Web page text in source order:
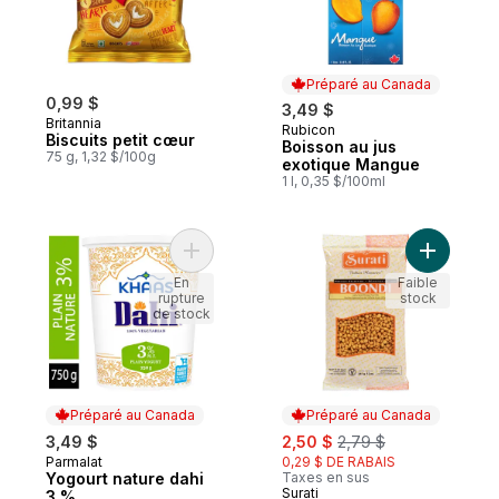
0,99 $
Britannia
Biscuits petit cœur
75 g, 1,32 $/100g
Préparé au Canada
3,49 $
Préparé au Canada
Rubicon
Boisson au jus
exotique Mangue
1 l, 0,35 $/100ml
Préparé au Canada
3,49 $
Préparé au Canada
Parmalat
Yogourt nature dahi
Ajouter Yogourt nature dahi 3 % au panier
En
rupture
de stock
Préparé au Canada
sale:
2,50 $ , formerly:
2,79 $
0,29 $ DE RABAIS
Taxes en sus
Surati
Ajouter
Faible
stock